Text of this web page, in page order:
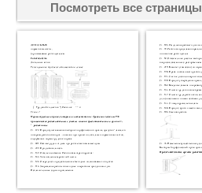
Посмотреть все страницы